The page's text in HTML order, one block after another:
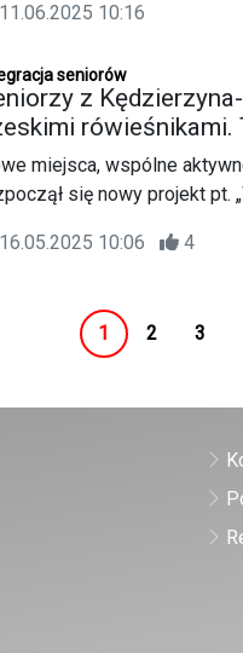
11.06.2025 10:16
seniorów
z
rówieśnikami.
miejsca, wspólne
się nowy projekt pt.
spędzili dzień
16.05.2025 10:06 4
1 2 3